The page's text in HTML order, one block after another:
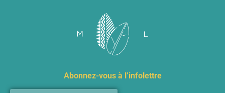
Abonnez-vous à l’infolettre